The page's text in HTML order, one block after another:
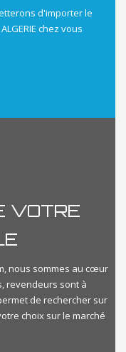
d'importer le
chez vous
VOTRE
nous sommes au cœur
revendeurs sont à
de rechercher sur
choix sur le marché